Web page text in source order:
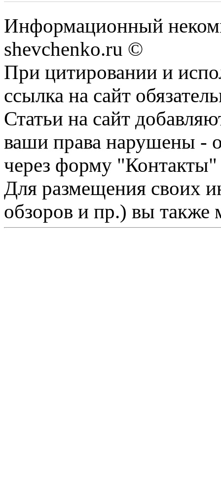
Информационный
shevchenko.ru ©
При цитировании и
ссылка на сайт
Статьи на сайт
ваши права нарушены -
через форму "Контакты"
Для размещения своих
обзоров и пр.) вы также